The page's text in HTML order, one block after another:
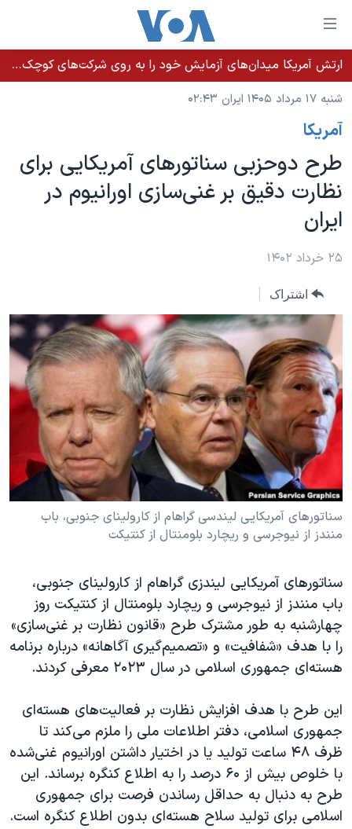
لینکهای
قابل
دسترسی
جهش
محتوای
اصلی
جهش
به
صفحه
جهش
خانه
نسخه سبک وب‌سایت
موضوع ها
ایران
آمریکا
جهان
ورزشی
ویدیوها
فرهنگ و زندگی
حقوق شهروندی
اقتصادی
علم و فناوری
اسرائیل در جنگ
گالری عکس
آرشیو پخش زنده
برنامه های تلویزیونی
جدول برنامه ها
صفحه‌های ویژه
جام جهانی ۲۰۲۶
بایگانی برنامه‌های تلویزیونی
مستندها
انتخابات ریاست جمهوری آمریکا ۲۰۲۴
حمله جمهوری اسلامی به اسرائیل
رمز مهسا
ورزش زنان در ایران
اعتراضات زن، زندگی، آزادی
مجموعه مستندهای دادخواهی
دادگاه حمید نوری
چهل سال گروگان‌گیری
قانون شفافیت دارائی کادر رهبری ایران
اعتراضات مردمی آبان ۹۸
اسرائیل در جنگ
نرگس محمدی برنده جایزه نوبل صلح
همایش محافظه‌کاران آمریکا «سی‌پک»
صفحه‌های ویژه
سفر پرزیدنت ترامپ به چین
فرکانس‌های صدای آمریکا
پخش رادیویی
یادگیری زبان انگلیسی
دنبال کنید
زبانهای مختلف
ارتش آمریکا میدان‌های آزمایش خود را به روی شرکت‌های کوچک می‌گشاید تا تسلیحات سریع‌تر به میدان نبرد برسد
شنبه ۱۷ مرداد ۱۴۰۵ ایران ۰۲:۴۳
آمريکا
طرح دوحزبی سناتورهای آمریکایی برای
نظارت دقیق بر غنی‌سازی اورانیوم در
ایران
۲۵ خرداد ۱۴۰۲
اشتراک
سناتورهای آمریکایی لیندسی گراهام از کارولینای جنوبی، باب
منندز از نیوجرسی و ریچارد بلومنتال از کنتیکت
سناتورهای آمریکایی لیندزی گراهام از کارولینای جنوبی،
باب منندز از نیوجرسی و ریچارد بلومنتال از کنتیکت روز
چهارشنبه به طور مشترک طرح «قانون نظارت بر غنی‌سازی»
را با هدف «شفافیت» و «تصمیم‌گیری آگاهانه» درباره برنامه
هسته‌ای جمهوری اسلامی در سال ۲۰۲۳ معرفی کردند.
این طرح با هدف افزایش نظارت بر فعالیت‌های هسته‌ای
جمهوری اسلامی، دفتر اطلاعات ملی را ملزم می‌کند تا
ظرف ۴۸ ساعت تولید یا در اختیار داشتن اورانیوم غنی‌شده
با خلوص بیش از ۶۰ درصد را به اطلاع کنگره برساند. این
طرح به دنبال به حداقل رساندن فرصت برای جمهوری
اسلامی برای تولید سلاح هسته‌ای بدون اطلاع کنگره است.